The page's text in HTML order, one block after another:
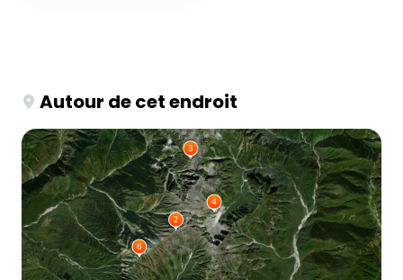
Autour de cet endroit